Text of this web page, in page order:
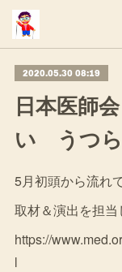
2020.05.30 08:19
日本医師
い うつら
5月初頭から流れ
取材＆演出を担当
https://
l